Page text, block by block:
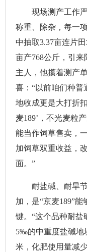
现场测产工作严
称重、除杂，每一
中抽取3.37亩连片
亩产768公斤，引
主人，他攥着测产
喜：“以前咱们种
地收成更是大打折
麦189’，不光麦粒
能当作饲草售卖，
加饲草双重收益，
面。”
耐盐碱、耐旱节
加，是“京麦189”
键。“这个品种耐
5‰的中重度盐碱地
米，化肥使用量减